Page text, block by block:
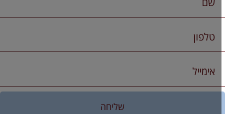
שליחה